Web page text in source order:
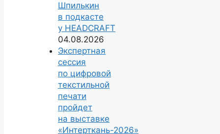
Шпилькин
в подкасте
у HEADCRAFT
04.08.2026
Экспертная
сессия
по цифровой
текстильной
печати
пройдет
на выставке
«Интерткань-2026»